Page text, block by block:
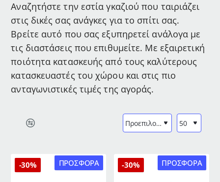
Αναζητήστε την εστία γκαζιού που ταιριάζει
στις δικές σας ανάγκες για το σπίτι σας.
Βρείτε αυτό που σας εξυπηρετεί ανάλογα με
τις διαστάσεις που επιθυμείτε. Με εξαιρετική
ποιότητα κατασκευής από τους καλύτερους
κατασκευαστές του χώρου και στις πιο
ανταγωνιστικές τιμές της αγοράς.
ΠΡΟΣΦΟΡΆ
-30% ΠΡΟΣΦΟΡΆ
-30%